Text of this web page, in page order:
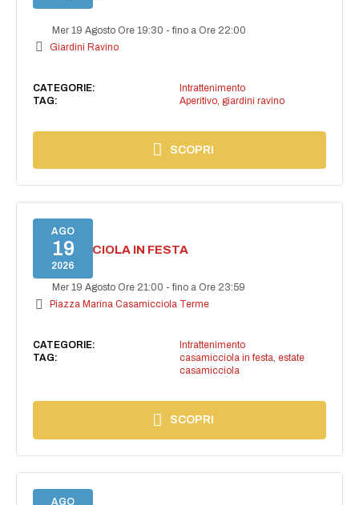
Mer 19 Agosto Ore 19:30 -fino a Ore 22:00
Giardini Ravino
CATEGORIE:
Intrattenimento
TAG:
Aperitivo, giardini ravino
SCOPRI
AGO
19
2026
CASAMICCIOLA IN FESTA
Mer 19 Agosto Ore 21:00 -fino a Ore 23:59
Piazza Marina Casamicciola Terme
CATEGORIE:
Intrattenimento
TAG:
casamicciola in festa, estate
casamicciola
SCOPRI
AGO